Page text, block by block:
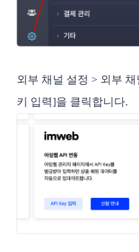
외부 채널 설정 > 외부
키 입력]을 클릭합니다.